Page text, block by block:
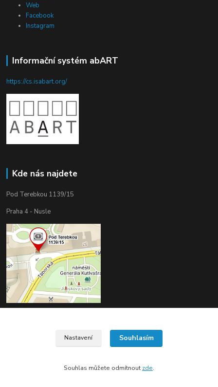
Web
Facebook
Instagram
Informační systém abART
https://cs.isabart.org/
Kde nás najdete
Pod Terebkou 1139/15
Praha 4 - Nusle
Upravit sběr cookies.
Nastavení Souhlasím
Souhlas můžete odmítnout zde.